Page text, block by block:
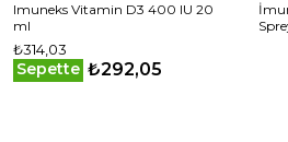
Imuneks Vitamin D3 400 IU 20
ml
₺314,03
Sepette ₺292,05